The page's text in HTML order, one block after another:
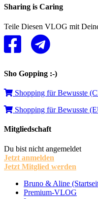
Sharing is Caring
Teile Diesen VLOG mit
Sho Gopping :-)
Shopping für Bewusste
Shopping für Bewusste
Mitgliedschaft
Du bist nicht angemeldet
Jetzt anmelden
Jetzt Mitglied werden
Bruno & Aline
Premium-VLOG